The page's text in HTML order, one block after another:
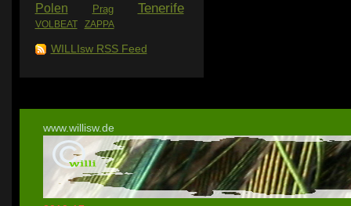
Polen Prag Tenerife
VOLBEAT ZAPPA
WILLIsw RSS Feed
www.willisw.de